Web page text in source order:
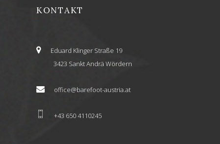
KONTAKT
Eduard Klinger Straße 19
3423 Sankt Andrä Wördern
office@barefoot-austria.at
+43 650 4110245